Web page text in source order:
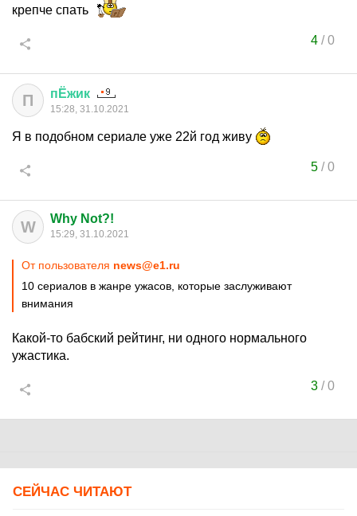
крепче спать
4/0
П пЁжик
15:28, 31.10.2021
Я в подобном сериале уже 22й год живу
5/0
W Why Not?!
15:29, 31.10.2021
От пользователя news@e1.ru
10 сериалов в жанре ужасов, которые заслуживают
внимания
Какой-то бабский рейтинг, ни одного нормального
ужастика.
3/0
СЕЙЧАС ЧИТАЮТ